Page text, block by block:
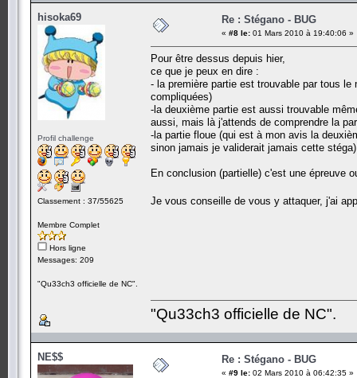
hisoka69
Profil challenge
Classement : 37/55625
Membre Complet
Hors ligne
Messages: 209
"Qu33ch3 officielle de NC".
Re : Stégano - BUG
« #8 le: 01 Mars 2010 à 19:40:06 »
Pour être dessus depuis hier,
ce que je peux en dire :
- la première partie est trouvable par tous
compliquées)
-la deuxième partie est aussi trouvable
aussi, mais là j'attends de comprendre la
-la partie floue (qui est à mon avis la
sinon jamais je validerait jamais cette stéga)
En conclusion (partielle) c'est une épreuve
Je vous conseille de vous y attaquer, j'ai
"Qu33ch3 officielle de NC".
NE$$ Re : Stégano - BUG
« #9 le: 02 Mars 2010 à 06:42:35 »